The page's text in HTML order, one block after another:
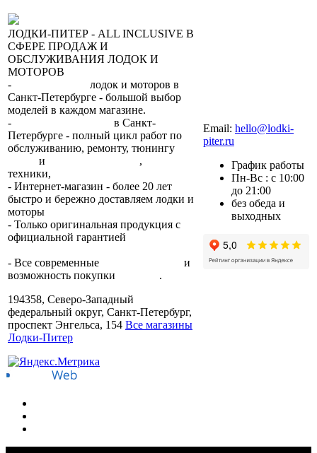
ЛОДКИ-ПИТЕР - ALL INCLUSIVE В
СФЕРЕ ПРОДАЖ И
ОБСЛУЖИВАНИЯ ЛОДОК И
МОТОРОВ
-
лодок и моторов в
Санкт-Петербурге - большой выбор
моделей в каждом магазине.
-
в Санкт-
Петербурге - полный цикл работ по
обслуживанию, ремонту, тюнингу
и ,
техники,
- Интернет-магазин - более 20 лет
быстро и бережно доставляем лодки и
моторы
- Только оригинальная продукция с
официальной гарантией
- Все современные
и
возможность покупки
.
194358, Северо-Западный
федеральный округ, Санкт-Петербург,
проспект Энгельса, 154 Все магазины
Лодки-Питер
Email: hello@lodki-
piter.ru
График работы
Пн-Вс : с 10:00
до 21:00
без обеда и
выходных